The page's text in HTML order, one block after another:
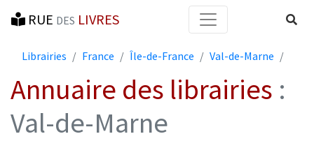
RUE DES LIVRES
Librairies France Île-de-France Val-de-Marne
Annuaire des librairies :
Val-de-Marne